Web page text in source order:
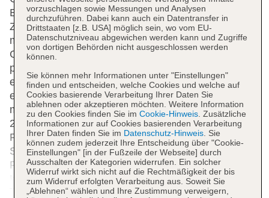
Einrichtungen der Unterbringung zählen ein
Zeitungskiosk und ein TV-Raum. Bei einer Anreise
mit dem Auto können die Gäste dieses in einer
Garage oder auf dem Parkplatz (ohne Gebühr)
parken. Unter den weiteren Leistungen finden sich
ein 24h-Sicherheitsdienst, ein Babysitterservice,
eine Kinderbetreuung, eine Autovermietung,
medizinische Betreuung, ein Transferservice, ein
24-Stunden-Zimmerservice, ein Wäscheservice, ein
Friseur, eine Münzwäscherei und ein eigener
Shuttlebus. Zur Erkundung der Umgebung bietet ein
Fahrradverleih die notwendige Ausrüstung.
Kostenfrei steht Gästen die Tageszeitung zur
Verfügung. Zur Unterstützung beiWeitere Informationen
vorzuschlagen sowie Messungen und Analysen
durchzuführen. Dabei kann auch ein Datentransfer in
Drittstaaten [z.B. USA] möglich sein, wo vom EU-
Datenschutzniveau abgewichen werden kann und Zugriffe
von dortigen Behörden nicht ausgeschlossen werden
können.
Sie können mehr Informationen unter "Einstellungen"
finden und entscheiden, welche Cookies und welche auf
Cookies basierende Verarbeitung Ihrer Daten Sie
ablehnen oder akzeptieren möchten. Weitere Information
zu den Cookies finden Sie im Cookie-Hinweis. Zusätzliche
Informationen zur auf Cookies basierenden Verarbeitung
Ihrer Daten finden Sie im Datenschutz-Hinweis. Sie
können zudem jederzeit Ihre Entscheidung über "Cookie-
Einstellungen" [in der Fußzeile der Webseite] durch
Ausschalten der Kategorien widerrufen. Ein solcher
Widerruf wirkt sich nicht auf die Rechtmäßigkeit der bis
zum Widerruf erfolgten Verarbeitung aus. Soweit Sie
„Ablehnen“ wählen und Ihre Zustimmung verweigern,